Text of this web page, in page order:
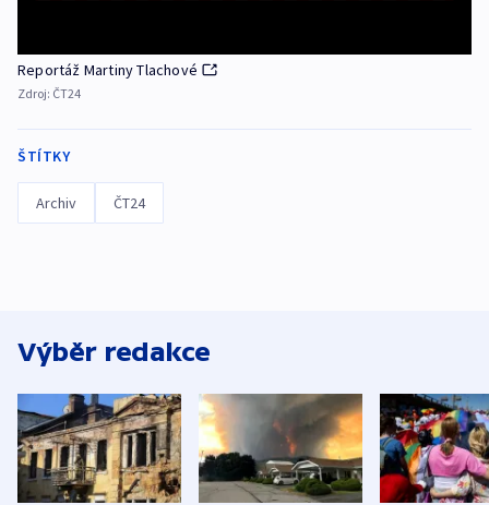
Reportáž Martiny Tlachové
Zdroj: ČT24
ŠTÍTKY
Archiv ČT24
Výběr redakce